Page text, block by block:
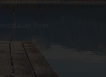
Ihrer
fühlen sich gepflegter an
und Putzmittel